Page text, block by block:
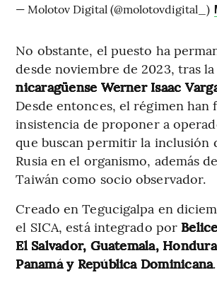
— Molotov Digital (@molotovdigital_)
No obstante, el puesto ha
desde noviembre de 2023, tras
nicaragüense Werner Isaac
Desde entonces, el régimen han
insistencia de proponer a
que buscan permitir la inclusión
Rusia en el organismo, además
Taiwán como socio observador.
Creado en Tegucigalpa en
el SICA, está integrado por
El Salvador, Guatemala,
Panamá y República Dominicana.